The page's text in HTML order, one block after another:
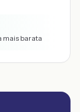
mais barata